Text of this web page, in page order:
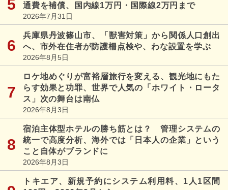
通費を補償、国内線1万円・国際線2万円まで
2026年7月31日
兵庫県丹波篠山市、「獣害対策」から関係人口創出
へ、市外在住者が防護柵点検や、わな設置を学ぶ
2026年8月5日
ロケ地めぐりが富裕層旅行を変える、観光地にもた
らす効果と功罪、世界で人気の「ホワイト・ロータ
ス」次の舞台は南仏
2026年8月3日
宿泊主体型ホテルの勝ち筋とは？ 管理システムの
統一で高度分析、海外では「日本人の企業」という
こと自体がブランドに
2026年8月3日
トキエア、新規予約にシステム利用料、1人1区間